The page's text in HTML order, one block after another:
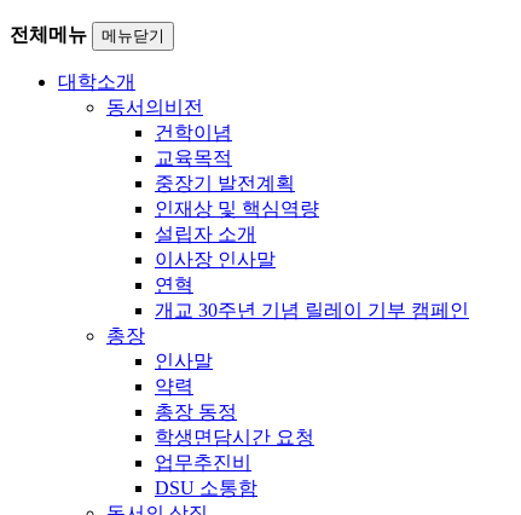
전체메뉴 메뉴닫기
대학소개
동서의비전
건학이념
교육목적
중장기 발전계획
인재상 및 핵심역량
설립자 소개
이사장 인사말
연혁
개교 30주년 기념 릴레이 기부 캠페인
총장
인사말
약력
총장 동정
학생면담시간 요청
업무추진비
DSU 소통함